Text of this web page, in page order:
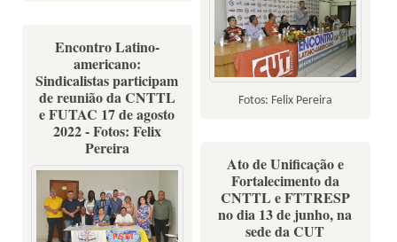
Fotos: Felix Pereira
Encontro Latino-
americano:
Sindicalistas participam
de reunião da CNTTL
e FUTAC 17 de agosto
2022 - Fotos: Felix
Pereira
Ato de Unificação e
Fortalecimento da
CNTTL e FTTRESP
no dia 13 de junho, na
sede da CUT